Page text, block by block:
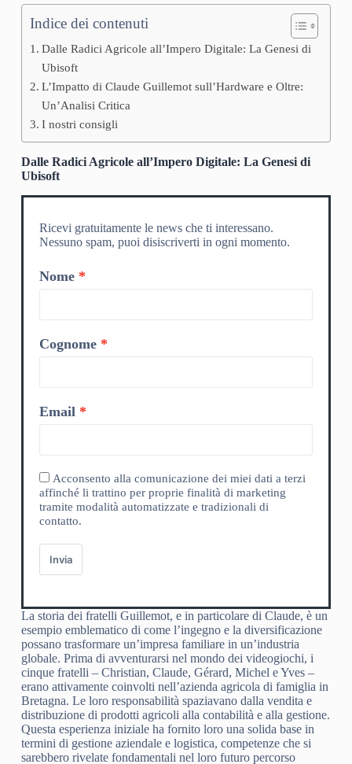
Indice dei contenuti
Dalle Radici Agricole all’Impero Digitale: La Genesi di
Ubisoft
L’Impatto di Claude Guillemot sull’Hardware e Oltre:
Un’Analisi Critica
I nostri consigli
Dalle Radici Agricole all’Impero Digitale: La Genesi di
Ubisoft
Ricevi gratuitamente le news che ti interessano.
Nessuno spam, puoi disiscriverti in ogni momento.
Nome
Cognome
Email
Acconsento alla comunicazione dei miei dati a terzi
affinché li trattino per proprie finalità di marketing
tramite modalità automatizzate e tradizionali di
contatto.
Invia
La storia dei fratelli Guillemot, e in particolare di Claude, è un
esempio emblematico di come l’ingegno e la diversificazione
possano trasformare un’impresa familiare in un’industria
globale. Prima di avventurarsi nel mondo dei videogiochi, i
cinque fratelli – Christian, Claude, Gérard, Michel e Yves –
erano attivamente coinvolti nell’azienda agricola di famiglia in
Bretagna. Le loro responsabilità spaziavano dalla vendita e
distribuzione di prodotti agricoli alla contabilità e alla gestione.
Questa esperienza iniziale ha fornito loro una solida base in
termini di gestione aziendale e logistica, competenze che si
sarebbero rivelate fondamentali nel loro futuro percorso